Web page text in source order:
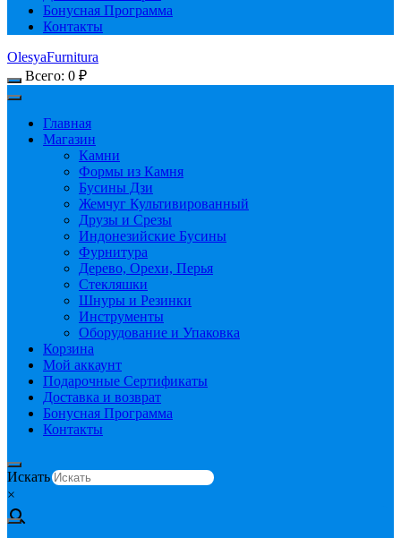
Бонусная Программа
Контакты
OlesyaFurnitura
Всего: 0 ₽
Главная
Магазин
Камни
Формы из Камня
Бусины Дзи
Жемчуг Культивированный
Друзы и Срезы
Индонезийские Бусины
Фурнитура
Дерево, Орехи, Перья
Стекляшки
Шнуры и Резинки
Инструменты
Оборудование и Упаковка
Корзина
Мой аккаунт
Подарочные Сертификаты
Доставка и возврат
Бонусная Программа
Контакты
Искать
×